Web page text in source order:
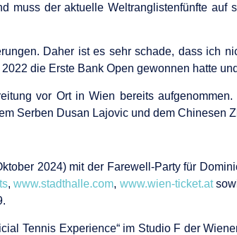
muss der aktuelle Weltranglistenfünfte
Daher ist es sehr schade, dass ich
die Erste Bank Open gewonnen hatte
vor Ort in Wien bereits
Serben Dusan Lajovic und dem Chinesen
2024) mit der Farewell-Party für
,www.stadthalle.com, www.wien-ticket.at
Tennis Experience“ im Studio F der